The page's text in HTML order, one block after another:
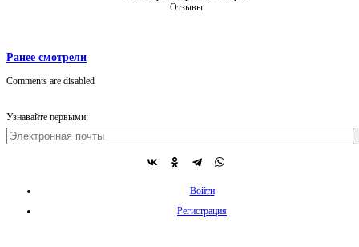
Отзывы
Ранее смотрели
Comments are disabled
Узнавайте первыми:
Войти
Регистрация